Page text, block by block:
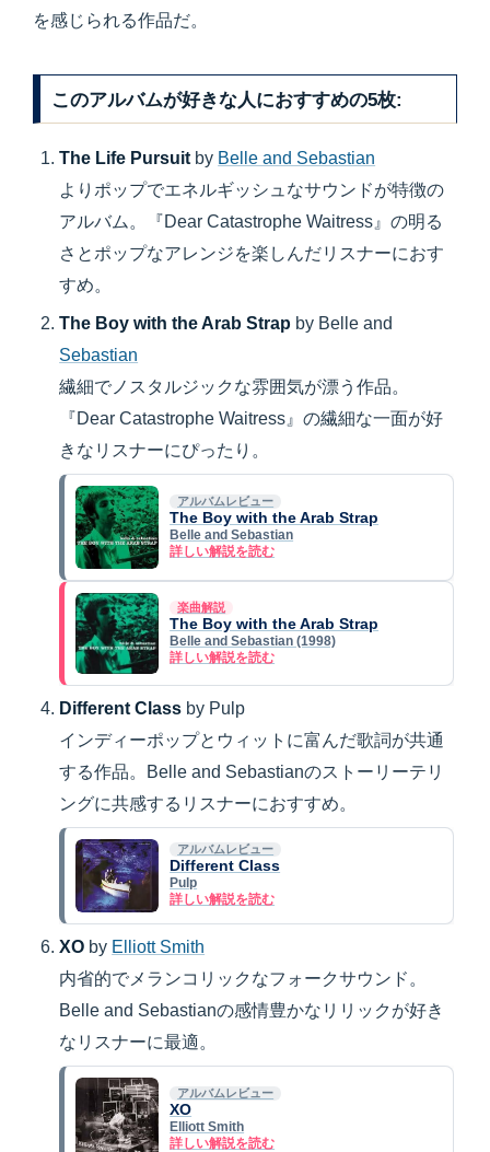
を感じられる作品だ。
このアルバムが好きな人におすすめの5枚:
The Life Pursuit by Belle and Sebastian
よりポップでエネルギッシュなサウンドが特徴の
アルバム。『Dear Catastrophe Waitress』の明る
さとポップなアレンジを楽しんだリスナーにおす
すめ。
The Boy with the Arab Strap by Belle and
Sebastian
繊細でノスタルジックな雰囲気が漂う作品。
『Dear Catastrophe Waitress』の繊細な一面が好
きなリスナーにぴったり。
アルバムレビュー
The Boy with the Arab Strap
Belle and Sebastian
詳しい解説を読む
楽曲解説
The Boy with the Arab Strap
Belle and Sebastian (1998)
詳しい解説を読む
Different Class by Pulp
インディーポップとウィットに富んだ歌詞が共通
する作品。Belle and Sebastianのストーリーテリ
ングに共感するリスナーにおすすめ。
アルバムレビュー
Different Class
Pulp
詳しい解説を読む
XO by Elliott Smith
内省的でメランコリックなフォークサウンド。
Belle and Sebastianの感情豊かなリリックが好き
なリスナーに最適。
アルバムレビュー
XO
Elliott Smith
詳しい解説を読む